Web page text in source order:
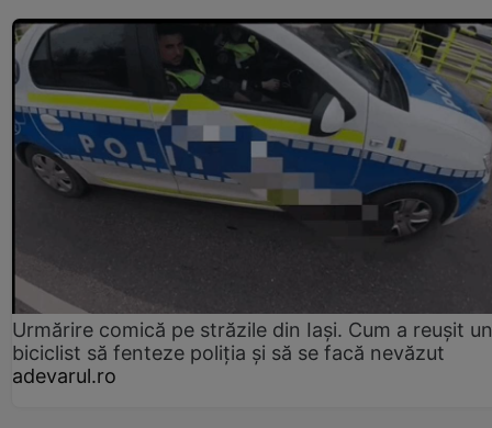
Urmărire comică pe străzile din Iași. Cum a reușit un
biciclist să fenteze poliția și să se facă nevăzut
adevarul.ro